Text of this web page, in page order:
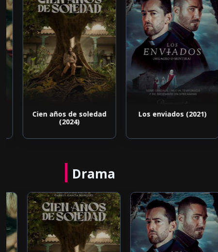
Cien años de soledad
(2024)
Los enviados (2021)
Drama